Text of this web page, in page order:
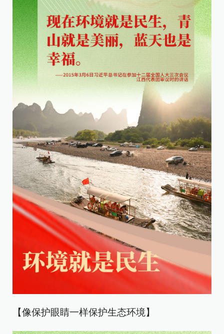
【像保护眼睛一样保护生态环境】